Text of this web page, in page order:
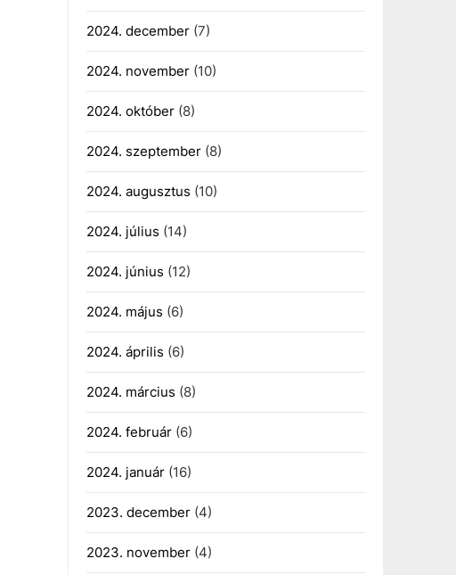
2024. december(7)
2024. november(10)
2024. október(8)
2024. szeptember(8)
2024. augusztus (10)
2024. július (14)
2024. június (12)
2024. május (6)
2024. április (6)
2024. március (8)
2024. február(6)
2024. január(16)
2023. december(4)
2023. november(4)